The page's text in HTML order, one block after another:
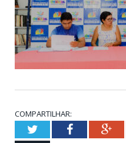
COMPARTILHAR:
TwitterFacebook